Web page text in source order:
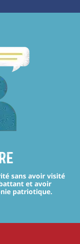
sans avoir visité
et avoir
patriotique.